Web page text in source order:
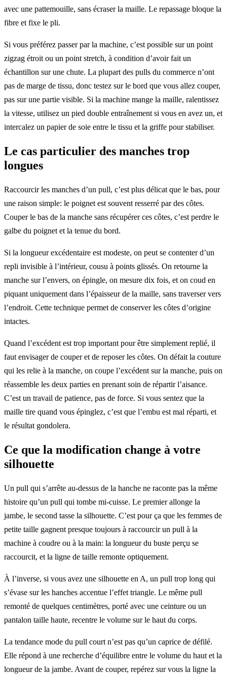
avec une pattemouille, sans écraser la maille. Le repassage bloque la
fibre et fixe le pli.
Si vous préférez passer par la machine, c’est possible sur un point
zigzag étroit ou un point stretch, à condition d’avoir fait un
échantillon sur une chute. La plupart des pulls du commerce n’ont
pas de marge de tissu, donc testez sur le bord que vous allez couper,
pas sur une partie visible. Si la machine mange la maille, ralentissez
la vitesse, utilisez un pied double entraînement si vous en avez un, et
intercalez un papier de soie entre le tissu et la griffe pour stabiliser.
Le cas particulier des manches trop
longues
Raccourcir les manches d’un pull, c’est plus délicat que le bas, pour
une raison simple: le poignet est souvent resserré par des côtes.
Couper le bas de la manche sans récupérer ces côtes, c’est perdre le
galbe du poignet et la tenue du bord.
Si la longueur excédentaire est modeste, on peut se contenter d’un
repli invisible à l’intérieur, cousu à points glissés. On retourne la
manche sur l’envers, on épingle, on mesure dix fois, et on coud en
piquant uniquement dans l’épaisseur de la maille, sans traverser vers
l’endroit. Cette technique permet de conserver les côtes d’origine
intactes.
Quand l’excédent est trop important pour être simplement replié, il
faut envisager de couper et de reposer les côtes. On défait la couture
qui les relie à la manche, on coupe l’excédent sur la manche, puis on
réassemble les deux parties en prenant soin de répartir l’aisance.
C’est un travail de patience, pas de force. Si vous sentez que la
maille tire quand vous épinglez, c’est que l’embu est mal réparti, et
le résultat gondolera.
Ce que la modification change à votre
silhouette
Un pull qui s’arrête au-dessus de la hanche ne raconte pas la même
histoire qu’un pull qui tombe mi-cuisse. Le premier allonge la
jambe, le second tasse la silhouette. C’est pour ça que les femmes de
petite taille gagnent presque toujours à raccourcir un pull à la
machine à coudre ou à la main: la longueur du buste perçu se
raccourcit, et la ligne de taille remonte optiquement.
À l’inverse, si vous avez une silhouette en A, un pull trop long qui
s’évase sur les hanches accentue l’effet triangle. Le même pull
remonté de quelques centimètres, porté avec une ceinture ou un
pantalon taille haute, recentre le volume sur le haut du corps.
La tendance mode du pull court n’est pas qu’un caprice de défilé.
Elle répond à une recherche d’équilibre entre le volume du haut et la
longueur de la jambe. Avant de couper, repérez sur vous la ligne la